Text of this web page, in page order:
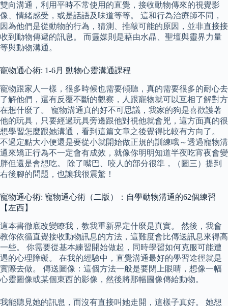
雙向溝通，利用平時不常使用的直覺，接收動物傳來的視覺影
像、情緒感受，或是話語及味道等等。 這和行為治療師不同，
因為他們是從動物的行為，猜測、推敲可能的原因，並非直接接
收到動物傳遞的訊息。 而靈媒則是藉由水晶、聖壇與靈界力量
等與動物溝通。
寵物通心術: 1-6月 動物心靈溝通課程
寵物跟家人一樣，很多時候也需要傾聽，真的需要很多的耐心去
了解他們，還有反覆不斷的觀察，人跟寵物就可以互相了解對方
在想什麼了。 寵物溝通真的好不可思議，我家的狗是喜歡護著
他的玩具，只要經過玩具旁邊跟他對視他就會兇，這方面真的很
想學習怎麼跟她溝通，看到這篇文章之後覺得比較有方向了。
不過定點大小便還是要從小就開始做正規的訓練哦～透過寵物溝
通來矯正行為不一定會有成效，就像你明明知道半夜吃宵夜會變
胖但還是會想吃。 除了嘴巴、咬人的部分很準，（圖三）提到
右後腳的問題，也讓我很震驚！
寵物通心術: 寵物通心術（二版）：自學動物溝通的62個練習
【左西】
這本書徹底改變瞭我，教我重新界定什麼是真實。 然後，我會
教你依循直覺接收動物訊息的方法，這難度會比傳送訊息來得高
一些。 你需要從基本練習開始做起，同時學習如何克服可能遭
遇的心理障礙。 在我的經驗中，直覺溝通最好的學習途徑就是
實際去做。 傳送圖像：這個方法一般是要閉上眼睛，想像一幅
心靈圖像或某個東西的影像，然後將那幅圖像傳給動物。
我能聽見她的訊息，而沒有直接叫她走開，這樣子真好。 她想